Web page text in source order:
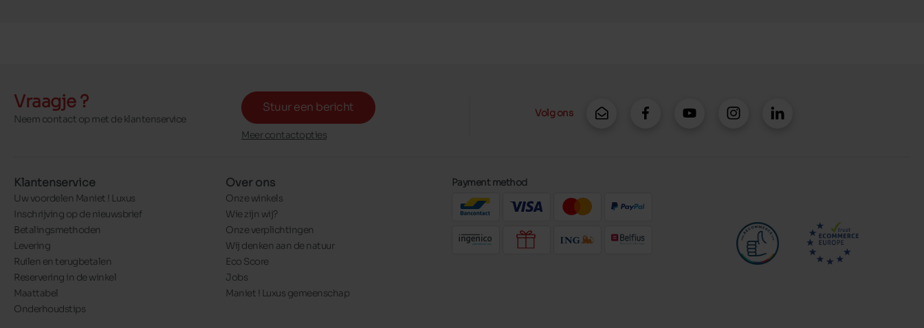
Vraagje ?
Neem contact op met de klantenservice
Stuur een bericht
Meer contactopties
Volg ons
Klantenservice
Uw voordelen Maniet ! Luxus
Inschrijving op de nieuwsbrief
Betalingsmethoden
Levering
Ruilen en terugbetalen
Reservering in de winkel
Maattabel
Onderhoudstips
Over ons
Onze winkels
Wie zijn wij?
Onze verplichtingen
Wij denken aan de natuur
Eco Score
Jobs
Maniet ! Luxus gemeenschap
Payment method